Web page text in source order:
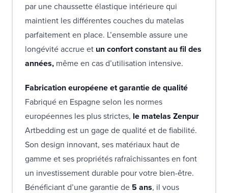
par une chaussette élastique intérieure qui
maintient les différentes couches du matelas
parfaitement en place. L’ensemble assure une
longévité accrue et un confort constant au fil des
années, même en cas d’utilisation intensive.
Fabrication européene et garantie de qualité
Fabriqué en Espagne selon les normes
européennes les plus strictes, le matelas Zenpur
Artbedding est un gage de qualité et de fiabilité.
Son design innovant, ses matériaux haut de
gamme et ses propriétés rafraîchissantes en font
un investissement durable pour votre bien-être.
Bénéficiant d’une garantie de 5 ans, il vous